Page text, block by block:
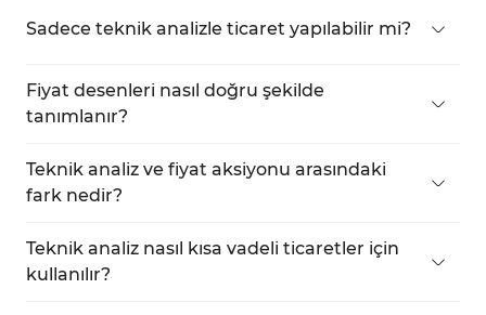
dakikalık veya 1 saatlik grafiklerde çalışmayı tercih
ederken, uzun vadeli trader'lar günlük ve haftalık
Sadece teknik analizle ticaret yapılabilir mi?
artırmak için teknik analizle birlikte temel analiz
kullanır.
Fiyat desenleri nasıl doğru şekilde
tanımlanır?
göstergeler gibi araçları incelemek, desen
tanımada beceriyi geliştirmeye yardımcı olur.
Teknik analiz ve fiyat aksiyonu arasındaki
fark nedir?
gibi araçlar kullanırken, fiyat aksiyonu sadece fiyat
davranışına odaklanır ve göstergeler kullanılmaz.
Teknik analiz nasıl kısa vadeli ticaretler için
kullanılır?